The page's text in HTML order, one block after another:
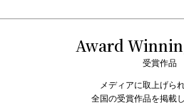
Award
受賞作品
メディアに取上げら
全国の受賞作品を掲載